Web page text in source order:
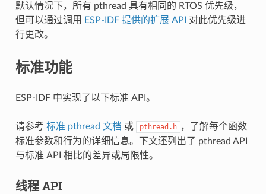
默认情况下，所有 pthread 具有相同的 RTOS 优先级，
但可以通过调用
ESP-IDF 提供的扩展 API
对此优先级进
行更改。
标准功能
ESP-IDF 中实现了以下标准 API。
请参考 标准 pthread 文档 或 pthread.h ，了解每个函数
标准参数和行为的详细信息。下文还列出了 pthread API
与标准 API 相比的差异或局限性。
线程 API